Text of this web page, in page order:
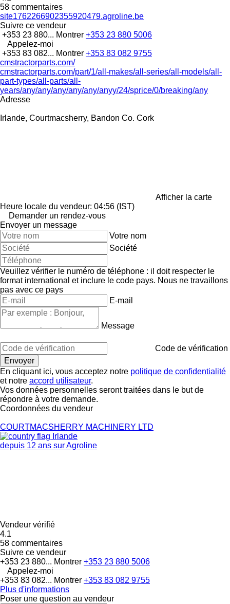
58 commentaires
site1762266902355920479.agroline.be
Suivre ce vendeur
+353 23 880... Montrer +353 23 880 5006
Appelez-moi
+353 83 082... Montrer +353 83 082 9755
cmstractorparts.com/
cmstractorparts.com/part/1/all-makes/all-series/all-models/all-
part-types/all-parts/all-
years/any/any/any/any/any/anyy/24/sprice/0/breaking/any
Adresse
Irlande, Courtmacsherry, Bandon Co. Cork
Afficher la carte
Heure locale du vendeur: 04:56 (IST)
Demander un rendez-vous
Envoyer un message
Votre nom
Société
Veuillez vérifier le numéro de téléphone : il doit respecter le
format international et inclure le code pays. Nous ne travaillons
pas avec ce pays
E-mail
Message
Code de vérification
En cliquant ici, vous acceptez notre politique de confidentialité
et notre accord utilisateur.
Vos données personnelles seront traitées dans le but de
répondre à votre demande.
Coordonnées du vendeur
COURTMACSHERRY MACHINERY LTD
Irlande
depuis 12 ans sur Agroline
Vendeur vérifié
4.1
58 commentaires
Suivre ce vendeur
+353 23 880... Montrer +353 23 880 5006
Appelez-moi
+353 83 082... Montrer +353 83 082 9755
Plus d'informations
Poser une question au vendeur